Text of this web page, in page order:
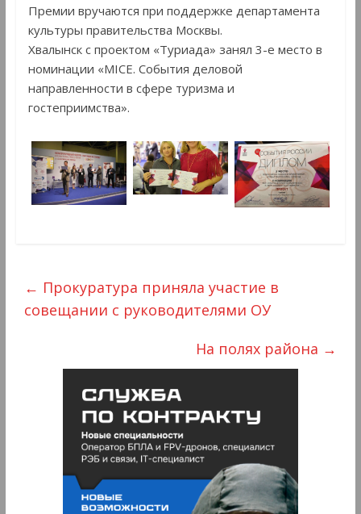
Премии вручаются при поддержке департамента
культуры правительства Москвы.
Хвалынск с проектом «Туриада» занял 3-е место в
номинации «MICE. События деловой
направленности в сфере туризма и
гостеприимства».
← Прокуратура приняла участие в
совещании с руководителями ОУ
На полях района →